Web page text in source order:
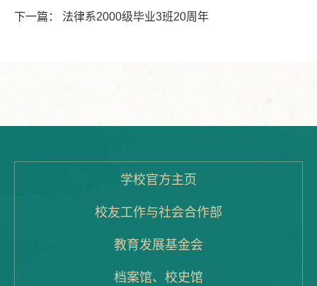
下一篇： 法律系2000级毕业3班20周年
学校官方主页
校友工作与社会合作部
教育发展基金会
档案馆、校史馆